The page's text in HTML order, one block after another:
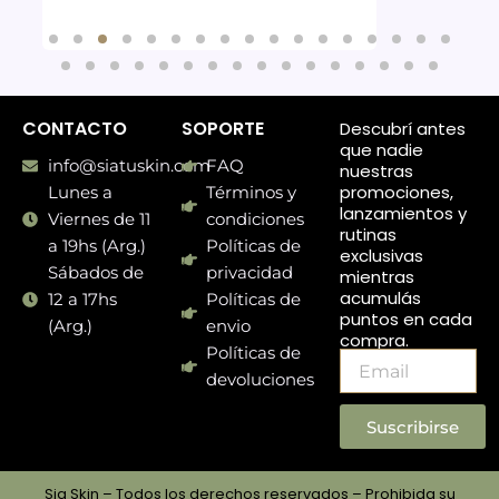
CONTACTO
info@siatuskin.com
Lunes a
Viernes de 11
a 19hs (Arg.)
Sábados de
12 a 17hs
(Arg.)
SOPORTE
FAQ
Términos y
condiciones
Políticas de
privacidad
Políticas de
envio
Políticas de
devoluciones
Descubrí antes
que nadie
nuestras
promociones,
lanzamientos y
rutinas
exclusivas
mientras
acumulás
puntos en cada
compra.
Suscribirse
Sia Skin – Todos los derechos reservados – Prohibida su